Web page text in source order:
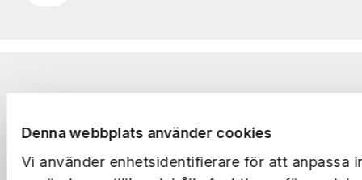
Denna webbplats använder cookies
Vi använder enhetsidentifierare för att anpassa